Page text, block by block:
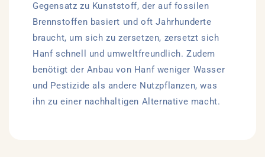
Gegensatz zu Kunststoff, der auf fossilen
Brennstoffen basiert und oft Jahrhunderte
braucht, um sich zu zersetzen, zersetzt sich
Hanf schnell und umweltfreundlich. Zudem
benötigt der Anbau von Hanf weniger Wasser
und Pestizide als andere Nutzpflanzen, was
ihn zu einer nachhaltigen Alternative macht.